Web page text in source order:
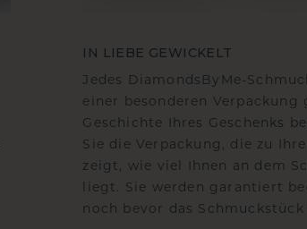
IN LIEBE GEWICKELT
Jedes DiamondsByMe-
einer besonderen Verpackung
Geschichte Ihres Geschenks
Sie die Verpackung, die zu
zeigt, wie viel Ihnen an dem
liegt. Sie werden garantiert
noch bevor das